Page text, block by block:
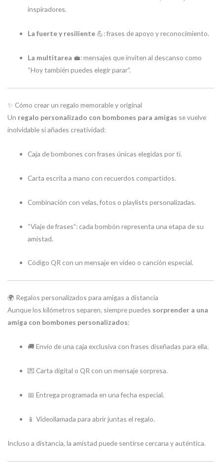
inspiradores.
La fuerte y resiliente 💪: frases de apoyo y reconocimiento.
La multitarea 💼: mensajes que inviten al descanso como
“Hoy también puedes elegir parar”.
✨ Cómo crear un regalo memorable y original
Un regalo personalizado con bombones para amigas se vuelve
inolvidable si añades creatividad:
Caja de bombones con frases únicas elegidas por ti.
Carta escrita a mano con recuerdos compartidos.
Combinación con velas, fotos o playlists personalizadas.
“Viaje de frases”: cada bombón representa una etapa de su
amistad.
Código QR con un mensaje en video o canción especial.
🌍 Regalos personalizados para amigas a distancia
Aunque los kilómetros separen, siempre puedes sorprender a una
amiga con bombones personalizados:
🚚 Envío de una caja exclusiva con frases diseñadas para ella.
💌 Carta digital o QR con un mensaje sorpresa.
📅 Entrega programada en una fecha especial.
📱 Videollamada para abrir juntas el regalo.
Incluso a distancia, la amistad puede sentirse cercana y auténtica.